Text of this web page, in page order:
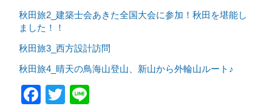
秋田旅2_建築士会あきた全国大会に参加！秋田を堪能し
ました！！
秋田旅3_西方設計訪問
秋田旅4_晴天の鳥海山登山、新山から外輪山ルート♪
Facebook
Twitter